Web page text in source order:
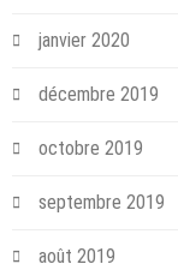
janvier 2020
décembre 2019
octobre 2019
septembre 2019
août 2019